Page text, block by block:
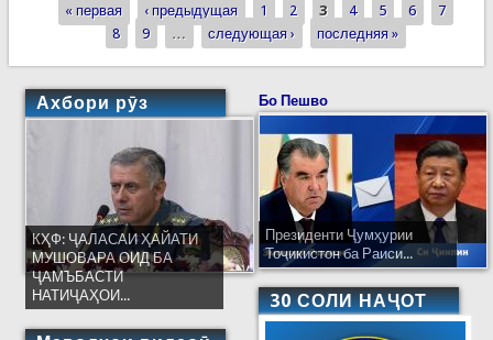
Страницы
« первая ‹ предыдущая 1 2 3 4 5 6
7
8
9 … следующая › последняя »
Ахбори рӯз
КҲФ: ҶАЛАСАИ ҲАЙАТИ
МУШОВАРА ОИД БА
ҶАМЪБАСТИ
НАТИҶАҲОИ...
Бо Пешво
Президенти Ҷумҳурии
Тоҷикистон ба Раиси...
30 СОЛИ НАҶОТ